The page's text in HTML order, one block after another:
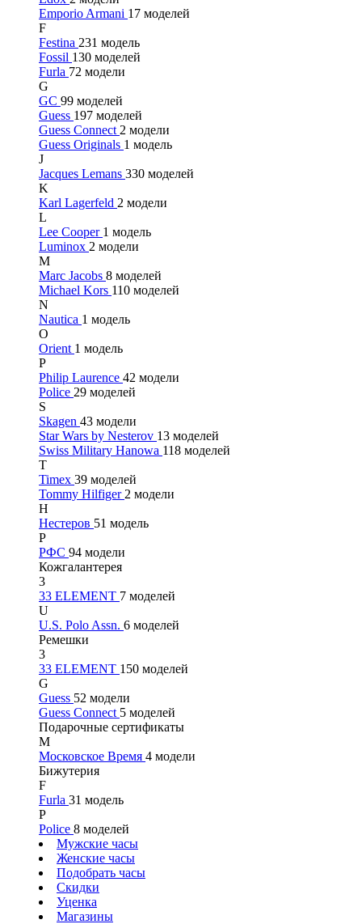
Emporio Armani 17 моделей
F
Festina 231 модель
Fossil 130 моделей
Furla 72 модели
G
GC 99 моделей
Guess 197 моделей
Guess Connect 2 модели
Guess Originals 1 модель
J
Jacques Lemans 330 моделей
K
Karl Lagerfeld 2 модели
L
Lee Cooper 1 модель
Luminox 2 модели
M
Marc Jacobs 8 моделей
Michael Kors 110 моделей
N
Nautica 1 модель
O
Orient 1 модель
P
Philip Laurence 42 модели
Police 29 моделей
S
Skagen 43 модели
Star Wars by Nesterov 13 моделей
Swiss Military Hanowa 118 моделей
T
Timex 39 моделей
Tommy Hilfiger 2 модели
Н
Нестеров 51 модель
Р
РФС 94 модели
Кожгалантерея
3
33 ELEMENT 7 моделей
U
U.S. Polo Assn. 6 моделей
Ремешки
3
33 ELEMENT 150 моделей
G
Guess 52 модели
Guess Connect 5 моделей
Подарочные сертификаты
М
Московское Время 4 модели
Бижутерия
F
Furla 31 модель
P
Police 8 моделей
Мужские часы
Женские часы
Подобрать часы
Скидки
Уценка
Магазины